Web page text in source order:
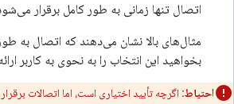
اتصال تنها زمانی به طور کامل برقرار
مثال‌های بالا نشان می‌دهند که اتصال به
بخواهید این انتخاب را به نحوی به کاربر
احتیاط: اگرچه تأیید اختیاری است، اما اتصالات